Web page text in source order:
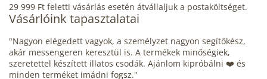
29 999 Ft feletti vásárlás esetén átvállaljuk a postaköltséget.
Vásárlóink tapasztalatai
"Nagyon elégedett vagyok, a személyzet nagyon segítőkész,
akár messengeren keresztül is. A termékek minőségiek,
szeretettel készített illatos csodák. Ajánlom kipróbálni ❤️ és
minden terméket imádni fogsz."